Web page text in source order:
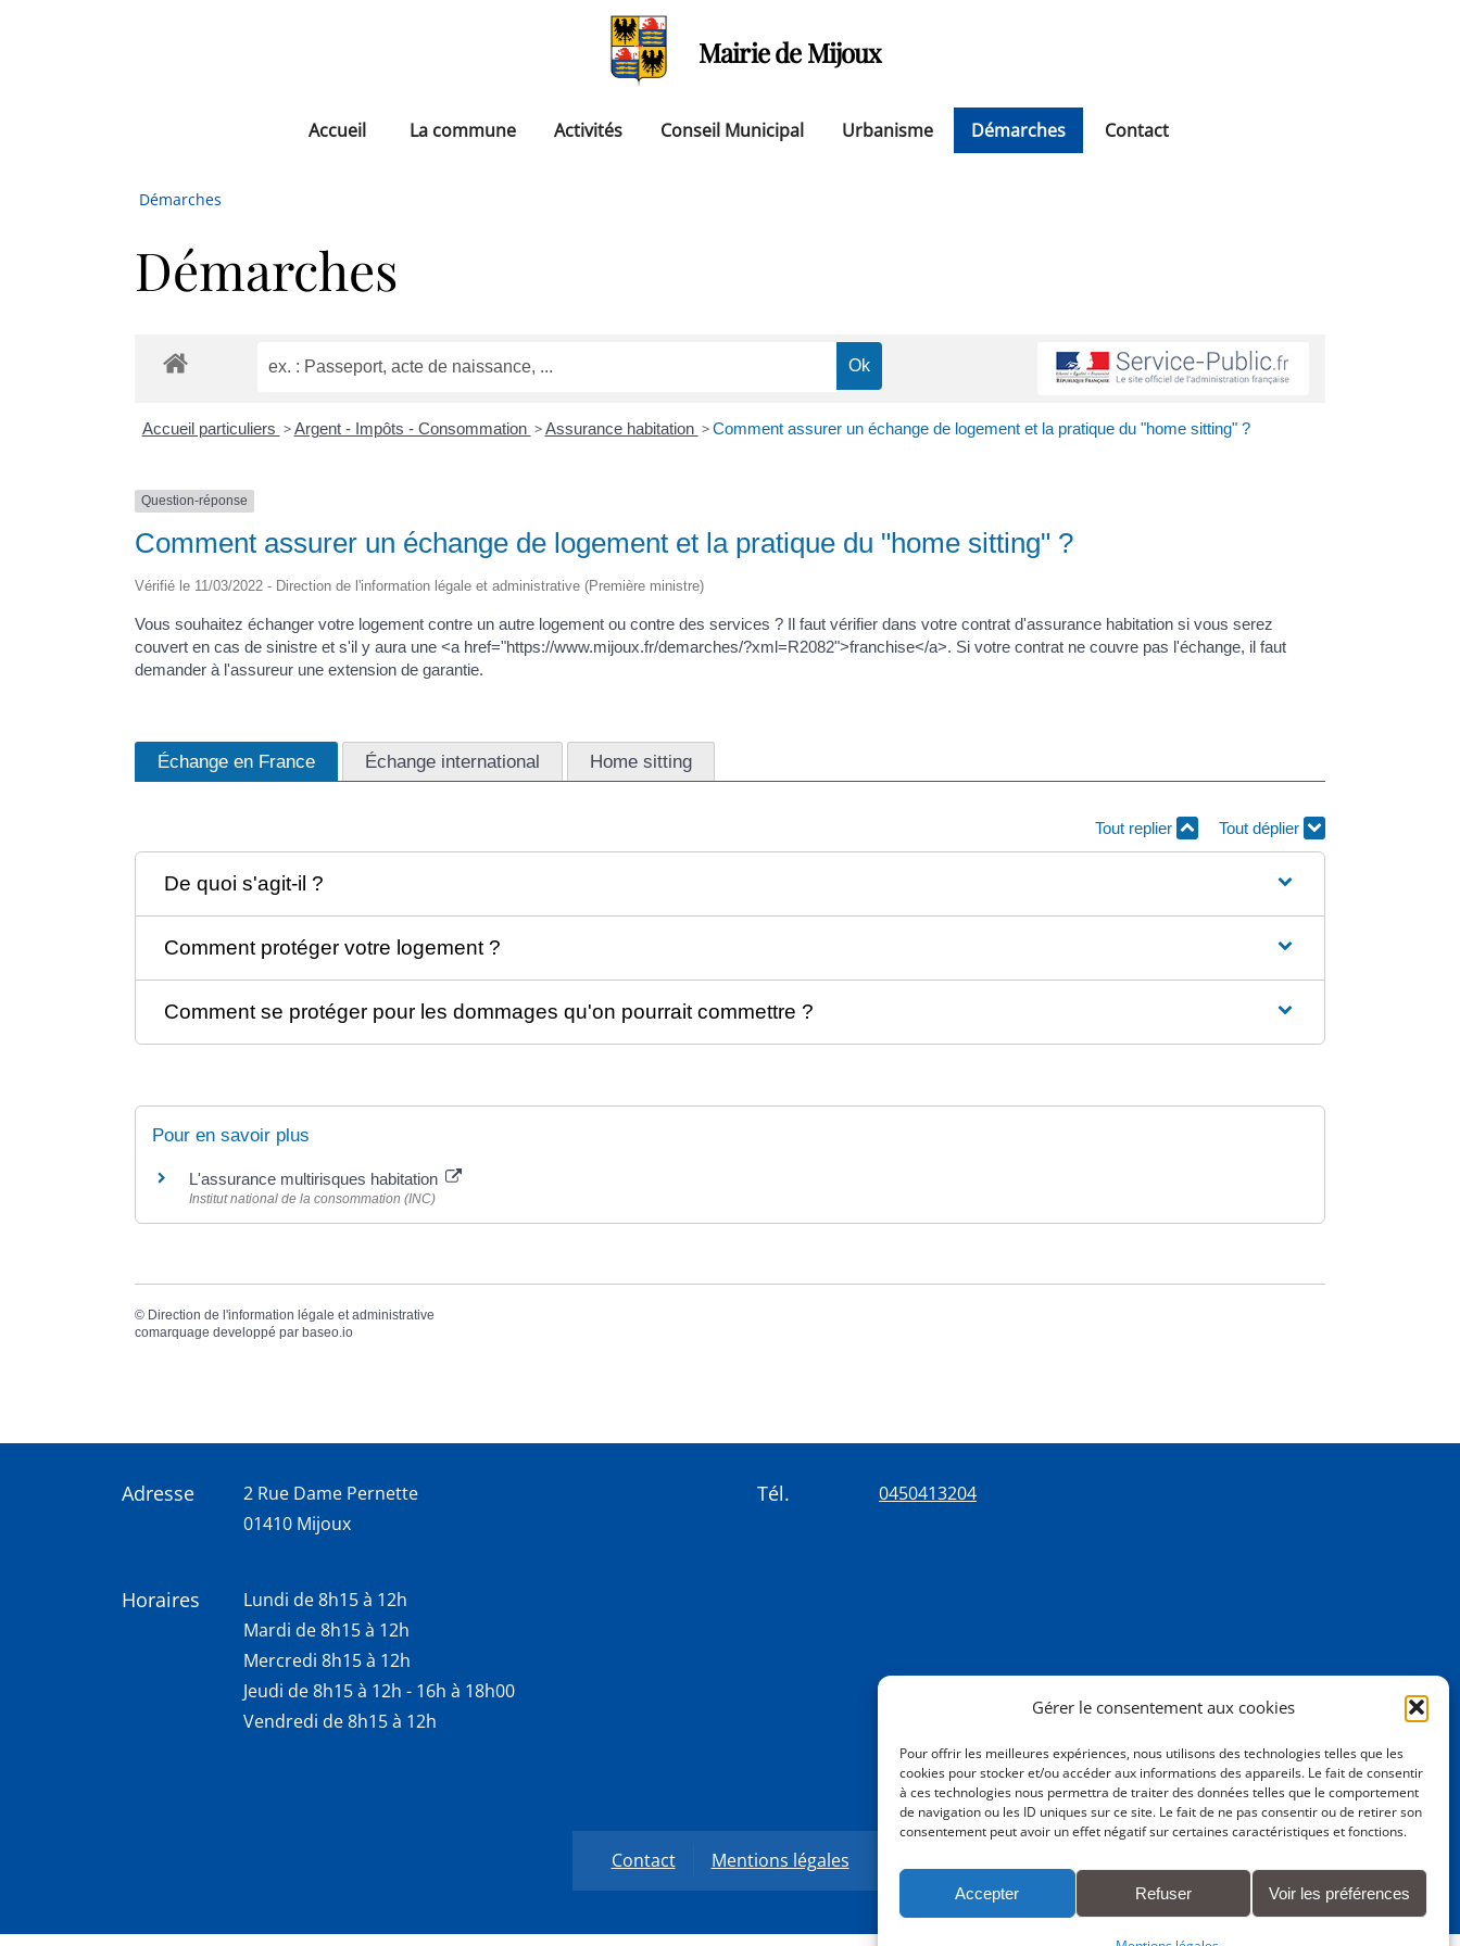
Gérer le consentement aux cookies
Pour offrir les meilleures expériences, nous utilisons des technologies telles que les
cookies pour stocker et/ou accéder aux informations des appareils. Le fait de consentir
à ces technologies nous permettra de traiter des données telles que le comportement
de navigation ou les ID uniques sur ce site. Le fait de ne pas consentir ou de retirer son
consentement peut avoir un effet négatif sur certaines caractéristiques et fonctions.
Accepter Refuser Voir les préférences
Mairie de Mijoux
Accueil La commune Activités Conseil Municipal Urbanisme Démarches Contact
Démarches
Démarches
Accueil particuliers > Argent - Impôts - Consommation > Assurance habitation > Comment assurer un échange de logement et la pratique du "home sitting" ?
Question-réponse
Comment assurer un échange de logement et la pratique du "home sitting" ?
Vérifié le 11/03/2022 - Direction de l'information légale et administrative (Première ministre)
Vous souhaitez échanger votre logement contre un autre logement ou contre des services ? Il faut vérifier dans votre contrat d'assurance habitation si vous serez
couvert en cas de sinistre et s'il y aura une <a href="https://www.mijoux.fr/demarches/?xml=R2082">franchise</a>. Si votre contrat ne couvre pas l'échange, il faut
demander à l'assureur une extension de garantie.
Échange en France Échange international Home sitting
Tout replier Tout déplier
De quoi s'agit-il ?
Comment protéger votre logement ?
Comment se protéger pour les dommages qu'on pourrait commettre ?
Pour en savoir plus
L'assurance multirisques habitation
Institut national de la consommation (INC)
© Direction de l'information légale et administrative
comarquage developpé par baseo.io
Adresse
2 Rue Dame Pernette
01410 Mijoux
Horaires
Lundi de 8h15 à 12h
Mardi de 8h15 à 12h
Mercredi 8h15 à 12h
Jeudi de 8h15 à 12h - 16h à 18h00
Vendredi de 8h15 à 12h
Tél. 0450413204
Contact Mentions légales